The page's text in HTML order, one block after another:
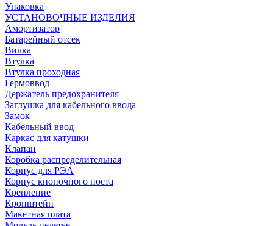
Упаковка
УСТАНОВОЧНЫЕ ИЗДЕЛИЯ
Амортизатор
Батарейный отсек
Вилка
Втулка
Втулка проходная
Гермоввод
Держатель предохранителя
Заглушка для кабельного ввода
Замок
Кабельный ввод
Каркас для катушки
Клапан
Коробка распределительная
Корпус для РЭА
Корпус кнопочного поста
Крепление
Кронштейн
Макетная плата